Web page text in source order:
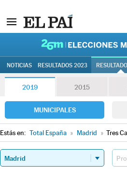
NOTICIAS RESULTADOS 2023
2019 2015
MUNICIPALES
Estás en: Total España » Madrid » Tres